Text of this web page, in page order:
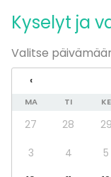
Monitoimitila
Kokoushuone
Galleria / Museo
Lisätietoa
Hintaan sisältyy:
- Sisäänpääsy
Kyselyt ja
Valitse
‹
MA TI KE
27 28 29
3
4 5